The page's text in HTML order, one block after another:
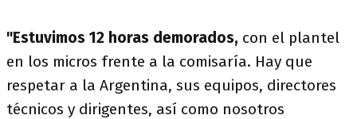
"Estuvimos 12 horas demorados, con el plantel
en los micros frente a la comisaría. Hay que
respetar a la Argentina, sus equipos, directores
técnicos y dirigentes, así como nosotros